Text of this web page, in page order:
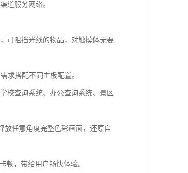
道服务网络。
可阻挡光线的物品，对触摸体无要
求搭配不同主板配置。
校查询系统、办公查询系统、景区
放任意角度完整色彩画面，还原自
顿，带给用户畅快体验。